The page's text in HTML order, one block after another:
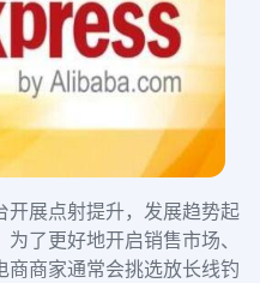
开展点射提升，发展趋势起
为了更好地开启销售市场、
商商家通常会挑选放长线钓